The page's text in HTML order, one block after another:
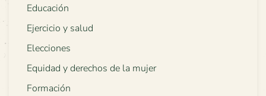
Educación
Ejercicio y salud
Elecciones
Equidad y derechos de la mujer
Formación